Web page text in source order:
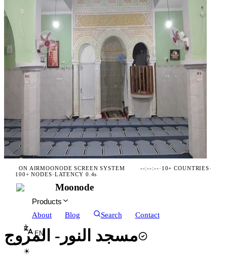
ON AIRMOONODE SCREEN SYSTEM --:--:--· 10+ COUNTRIES·
100+ NODES·LATENCY 0.4s
Moonode
Products
About
Blog Search Contact
EN
☀
مسجد النور- المروج